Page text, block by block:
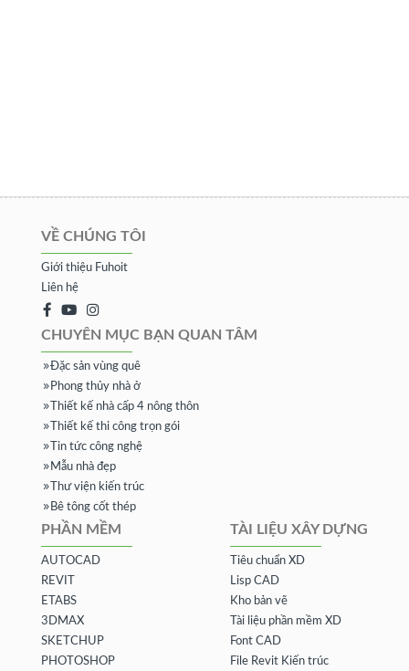
VỀ CHÚNG TÔI
Giới thiệu Fuhoit
Liên hệ
CHUYÊN MỤC BẠN QUAN TÂM
Đặc sản vùng quê
Phong thủy nhà ở
Thiết kế nhà cấp 4 nông thôn
Thiết kế thi công trọn gói
Tin tức công nghệ
Mẫu nhà đẹp
Thư viện kiến trúc
Bê tông cốt thép
PHẦN MỀM
AUTOCAD
REVIT
ETABS
3DMAX
SKETCHUP
PHOTOSHOP
TÀI LIỆU XÂY DỰNG
Tiêu chuẩn XD
Lisp CAD
Kho bản vẽ
Tài liệu phần mềm XD
Font CAD
File Revit Kiến trúc